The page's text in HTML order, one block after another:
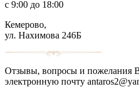
с 9:00 до 18:00
Кемерово,
ул. Нахимова 246Б
Отзывы, вопросы и пожелания
электронную почту